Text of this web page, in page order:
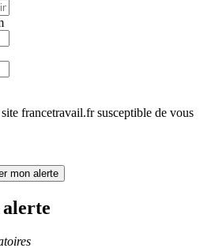
francetravail.fr susceptible de vous
mon alerte